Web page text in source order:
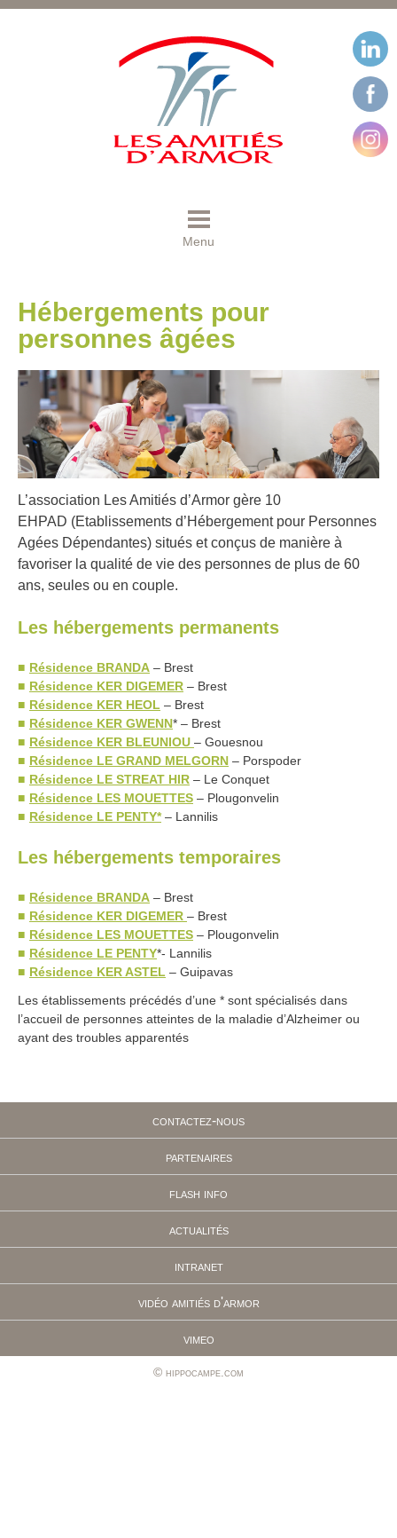
Menu
Hébergements pour
personnes âgées
L’association Les Amitiés d’Armor gère 10
EHPAD (Etablissements d’Hébergement pour Personnes
Agées Dépendantes) situés et conçus de manière à
favoriser la qualité de vie des personnes de plus de 60
ans, seules ou en couple.
Les hébergements permanents
Résidence BRANDA – Brest
Résidence KER DIGEMER – Brest
Résidence KER HEOL – Brest
Résidence KER GWENN* – Brest
Résidence KER BLEUNIOU – Gouesnou
Résidence LE GRAND MELGORN – Porspoder
Résidence LE STREAT HIR – Le Conquet
Résidence LES MOUETTES – Plougonvelin
Résidence LE PENTY*– Lannilis
Les hébergements temporaires
Résidence BRANDA – Brest
Résidence KER DIGEMER – Brest
Résidence LES MOUETTES – Plougonvelin
Résidence LE PENTY*- Lannilis
Résidence KER ASTEL – Guipavas
Les établissements précédés d’une * sont spécialisés dans
l’accueil de personnes atteintes de la maladie d’Alzheimer ou
ayant des troubles apparentés
contactez-nous
partenaires
flash info
actualités
intranet
vidéo amitiés d'armor
vimeo
hippocampe.com